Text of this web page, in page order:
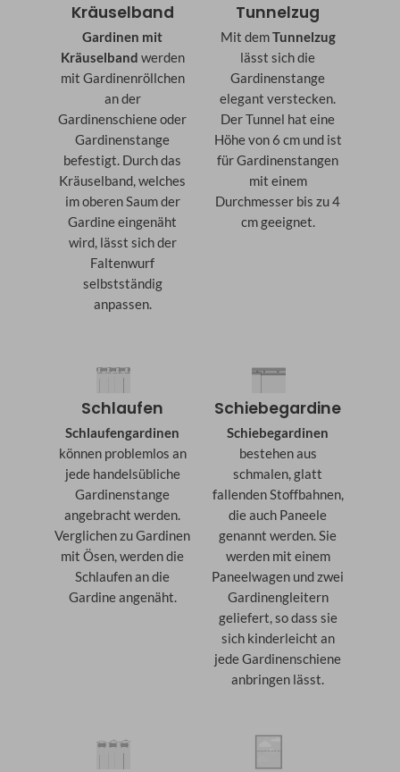
Kräuselband
Gardinen mit
Kräuselband werden
mit Gardinenröllchen
an der
Gardinenschiene oder
Gardinenstange
befestigt. Durch das
Kräuselband, welches
im oberen Saum der
Gardine eingenäht
wird, lässt sich der
Faltenwurf
selbstständig
anpassen.
Tunnelzug
Mit demTunnelzug
lässt sich die
Gardinenstange
elegant verstecken.
Der Tunnel hat eine
Höhe von 6 cm und ist
für Gardinenstangen
mit einem
Durchmesser bis zu 4
cm geeignet.
Schlaufen
Schlaufengardinen
können problemlos an
jede handelsübliche
Gardinenstange
angebracht werden.
Verglichen zu Gardinen
mit Ösen, werden die
Schlaufen an die
Gardine angenäht.
Schiebegardine
Schiebegardinen
bestehen aus
schmalen, glatt
fallenden Stoffbahnen,
die auch Paneele
genannt werden. Sie
werden mit einem
Paneelwagen und zwei
Gardinengleitern
geliefert, so dass sie
sich kinderleicht an
jede Gardinenschiene
anbringen lässt.